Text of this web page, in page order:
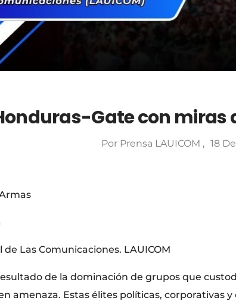
Gate con miras
18
Por Prensa LAUICOM
Las Comunicaciones. LAUICOM
de la dominación de grupos que
amenaza. Estas élites políticas, corporativas